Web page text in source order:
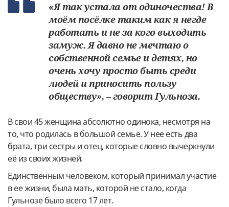
«Я так устала от одиночества! В
моём посёлке таким как я негде
работать и не за кого выходить
замуж. Я давно не мечтаю о
собственной семье и детях, но
очень хочу просто быть среди
людей и приносить пользу
обществу», – говорит Гульноза.
В свои 45 женщина абсолютно одинока, несмотря на
то, что родилась в большой семье. У нее есть два
брата, три сестры и отец, которые словно вычеркнули
её из своих жизней.
Единственным человеком, который принимал участие
в ее жизни, была мать, которой не стало, когда
Гульнозе было всего 17 лет.